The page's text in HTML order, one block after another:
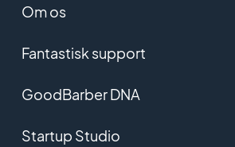
Om os
Fantastisk support
GoodBarber DNA
Startup Studio